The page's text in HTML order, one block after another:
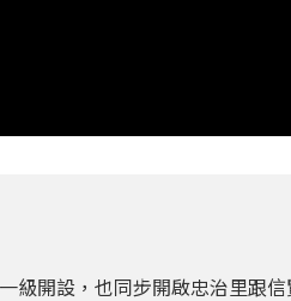
級開設，也同步開啟忠治里跟